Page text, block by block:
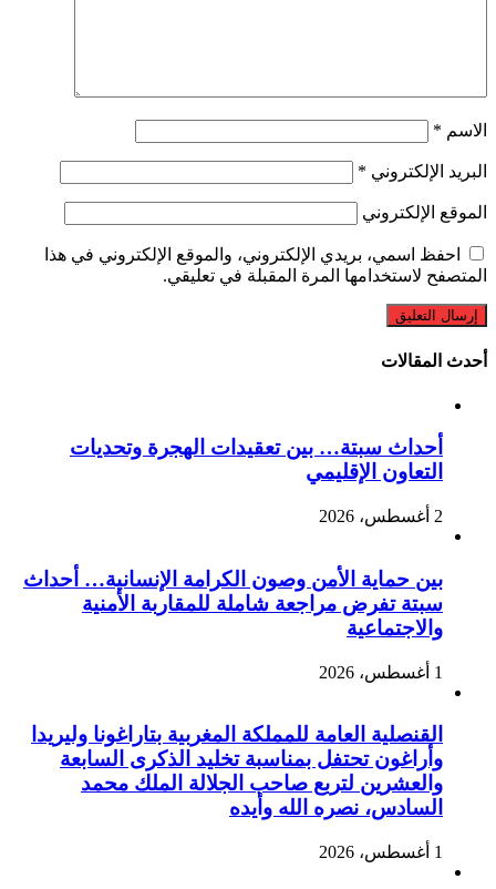
الاسم *
البريد الإلكتروني *
الموقع الإلكتروني
احفظ اسمي، بريدي الإلكتروني، والموقع الإلكتروني في هذا
المتصفح لاستخدامها المرة المقبلة في تعليقي.
أحدث المقالات
أحداث سبتة… بين تعقيدات الهجرة وتحديات
التعاون الإقليمي
2 أغسطس، 2026
بين حماية الأمن وصون الكرامة الإنسانية… أحداث
سبتة تفرض مراجعة شاملة للمقاربة الأمنية
والاجتماعية
1 أغسطس، 2026
القنصلية العامة للمملكة المغربية بتاراغونا وليريدا
وأراغون تحتفل بمناسبة تخليد الذكرى السابعة
والعشرين لتربع صاحب الجلالة الملك محمد
السادس، نصره الله وأيده
1 أغسطس، 2026